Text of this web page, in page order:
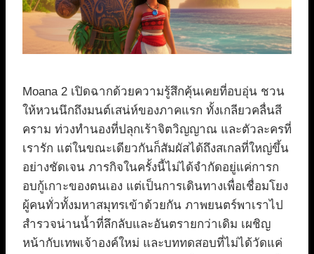
Moana 2 เปิดฉากด้วยความรู้สึกคุ้นเคยที่อบอุ่น ชวน
ให้หวนนึกถึงมนต์เสน่ห์ของภาคแรก ทั้งเกลียวคลื่นสี
คราม ท่วงทำนองที่ปลุกเร้าจิตวิญญาณ และตัวละครที่
เรารัก แต่ในขณะเดียวกันก็สัมผัสได้ถึงสเกลที่ใหญ่ขึ้น
อย่างชัดเจน ภารกิจในครั้งนี้ไม่ได้จำกัดอยู่แค่การก
อบกู้เกาะของตนเอง แต่เป็นการเดินทางเพื่อเชื่อมโยง
ผู้คนทั่วทั้งมหาสมุทรเข้าด้วยกัน ภาพยนตร์พาเราไป
สำรวจน่านน้ำที่ลึกลับและอันตรายกว่าเดิม เผชิญ
หน้ากับเทพเจ้าองค์ใหม่ และบททดสอบที่ไม่ได้วัดแค่